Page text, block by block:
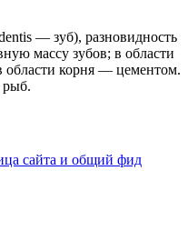
— зуб), разновидность
массу зубов; в области
области корня — цементом.
рыб.
сайта и общий фид